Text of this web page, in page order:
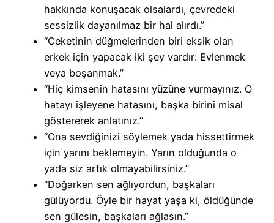
hakkında konuşacak olsalardı, çevredeki
sessizlik dayanılmaz bir hal alırdı.”
“Ceketinin düğmelerinden biri eksik olan
erkek için yapacak iki şey vardır: Evlenmek
veya boşanmak.”
“Hiç kimsenin hatasını yüzüne vurmayınız. O
hatayı işleyene hatasını, başka birini misal
göstererek anlatınız.”
“Ona sevdiğinizi söylemek yada hissettirmek
için yarını beklemeyin. Yarın olduğunda o
yada siz artık olmayabilirsiniz.”
“Doğarken sen ağlıyordun, başkaları
gülüyordu. Öyle bir hayat yaşa ki, öldüğünde
sen gülesin, başkaları ağlasın.”